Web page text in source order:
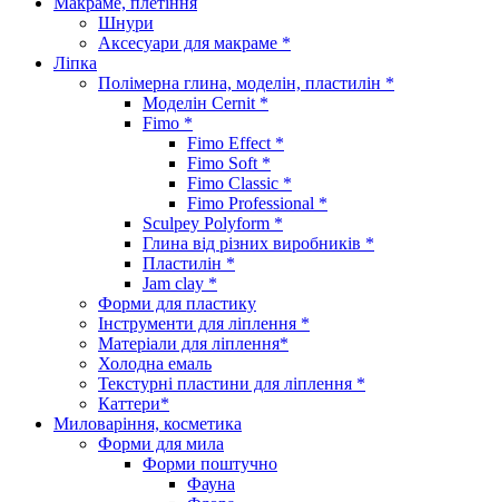
Шнури
Аксесуари для макраме *
Ліпка
Полімерна глина, моделін, пластилін *
Моделін Cernit *
Fimo *
Fimo Effect *
Fimo Soft *
Fimo Classic *
Fimo Professional *
Sculpey Polyform *
Глина від різних виробників *
Пластилін *
Jam clay *
Форми для пластику
Інструменти для ліплення *
Матеріали для ліплення*
Холодна емаль
Текстурні пластини для ліплення *
Каттери*
Миловаріння, косметика
Форми для мила
Форми поштучно
Фауна